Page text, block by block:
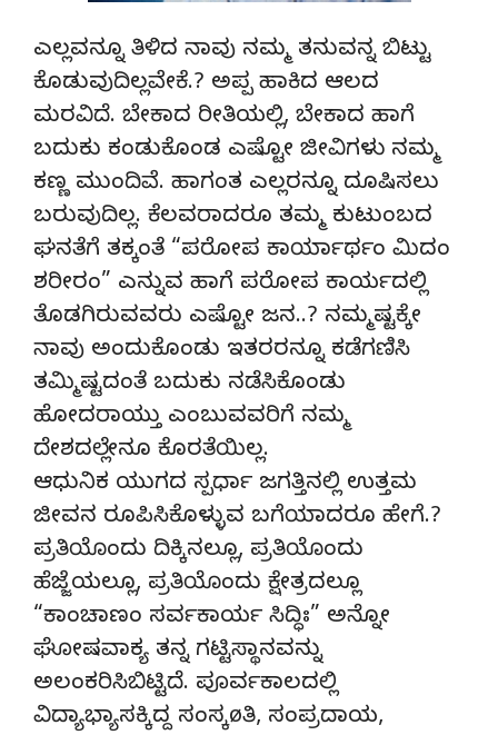
ಎಲ್ಲವನ್ನೂ ತಿಳಿದ ನಾವು ನಮ್ಮ ತನುವನ್ನ ಬಿಟ್ಟು
ಕೊಡುವುದಿಲ್ಲವೇಕೆ.? ಅಪ್ಪ ಹಾಕಿದ ಆಲದ
ಮರವಿದೆ. ಬೇಕಾದ ರೀತಿಯಲ್ಲಿ, ಬೇಕಾದ ಹಾಗೆ
ಬದುಕು ಕಂಡುಕೊಂಡ ಎಷ್ಟೋ ಜೀವಿಗಳು ನಮ್ಮ
ಕಣ್ಣ ಮುಂದಿವೆ. ಹಾಗಂತ ಎಲ್ಲರನ್ನೂ ದೂಷಿಸಲು
ಬರುವುದಿಲ್ಲ. ಕೆಲವರಾದರೂ ತಮ್ಮ ಕುಟುಂಬದ
ಘನತೆಗೆ ತಕ್ಕಂತೆ “ಪರೋಪ ಕಾರ್ಯಾರ್ಥಂ ಮಿದಂ
ಶರೀರಂ” ಎನ್ನುವ ಹಾಗೆ ಪರೋಪ ಕಾರ್ಯದಲ್ಲಿ
ತೊಡಗಿರುವವರು ಎಷ್ಟೋ ಜನ..? ನಮ್ಮಷ್ಟಕ್ಕೇ
ನಾವು ಅಂದುಕೊಂಡು ಇತರರನ್ನೂ ಕಡೆಗಣಿಸಿ
ತಮ್ಮಿಷ್ಟದಂತೆ ಬದುಕು ನಡೆಸಿಕೊಂಡು
ಹೋದರಾಯ್ತು ಎಂಬುವವರಿಗೆ ನಮ್ಮ
ದೇಶದಲ್ಲೇನೂ ಕೊರತೆಯಿಲ್ಲ.
ಆಧುನಿಕ ಯುಗದ ಸ್ಪರ್ಧಾ ಜಗತ್ತಿನಲ್ಲಿ ಉತ್ತಮ
ಜೀವನ ರೂಪಿಸಿಕೊಳ್ಳುವ ಬಗೆಯಾದರೂ ಹೇಗೆ.?
ಪ್ರತಿಯೊಂದು ದಿಕ್ಕಿನಲ್ಲೂ, ಪ್ರತಿಯೊಂದು
ಹೆಜ್ಜೆಯಲ್ಲೂ, ಪ್ರತಿಯೊಂದು ಕ್ಷೇತ್ರದಲ್ಲೂ
“ಕಾಂಚಾಣಂ ಸರ್ವಕಾರ್ಯ ಸಿದ್ಧಿಃ” ಅನ್ನೋ
ಘೋಷವಾಕ್ಯ ತನ್ನ ಗಟ್ಟಿಸ್ಥಾನವನ್ನು
ಅಲಂಕರಿಸಿಬಿಟ್ಟಿದೆ. ಪೂರ್ವಕಾಲದಲ್ಲಿ
ವಿದ್ಯಾಭ್ಯಾಸಕ್ಕಿದ್ದ ಸಂಸ್ಕøತಿ, ಸಂಪ್ರದಾಯ,